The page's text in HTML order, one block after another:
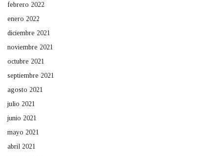
febrero 2022
enero 2022
diciembre 2021
noviembre 2021
octubre 2021
septiembre 2021
agosto 2021
julio 2021
junio 2021
mayo 2021
abril 2021